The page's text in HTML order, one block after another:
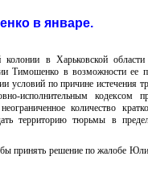
в январе.
колонии в Харьковской
в возможности ее
условий по причине истечения
кодексом
количество
территорию тюрьмы в
принять решение по жалобе